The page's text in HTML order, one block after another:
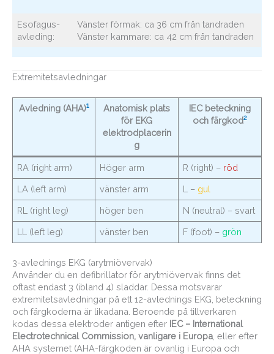
Esofagus-
avleding:
Vänster förmak: ca 36 cm från tandraden
Vänster kammare: ca 42 cm från tandraden
Extremitetsavledningar
Avledning (AHA)1
Anatomisk plats
för EKG
elektrodplacerin
g
IEC beteckning
och färgkod2
RA (right arm) Höger arm R (right) – röd
LA (left arm) vänster arm L – gul
RL (right leg) höger ben N (neutral) – svart
LL (left leg) vänster ben F (foot) – grön
3-avlednings EKG (arytmiövervak)
Använder du en defibrillator för arytmiövervak finns det
oftast endast 3 (ibland 4) sladdar. Dessa motsvarar
extremitetsavledningar på ett 12-avlednings EKG, beteckning
och färgkoderna är likadana. Beroende på tillverkaren
kodas dessa elektroder antigen efter IEC – International
Electrotechnical Commission, vanligare i Europa , eller efter
AHA systemet (AHA-färgkoden är ovanlig i Europa och